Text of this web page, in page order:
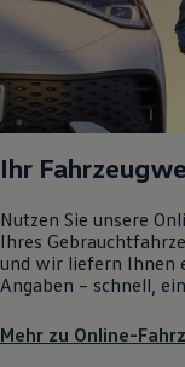
Ihr
Nutzen Sie unsere
Ihres
und wir liefern Ihnen
Angaben – schnell,
Mehr zu Online-